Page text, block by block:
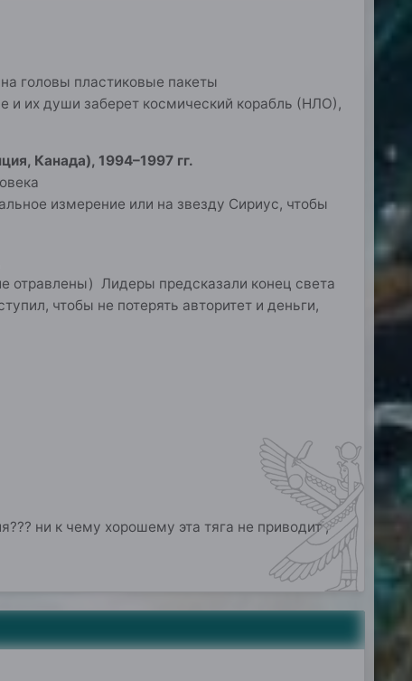
головы пластиковые пакеты
и их души заберет космический корабль (НЛО),
Канада), 1994–1997 гг.
измерение или на звезду Сириус, чтобы
отравлены) Лидеры предсказали конец света
чтобы не потерять авторитет и деньги,
ни к чему хорошему эта тяга не приводит ,